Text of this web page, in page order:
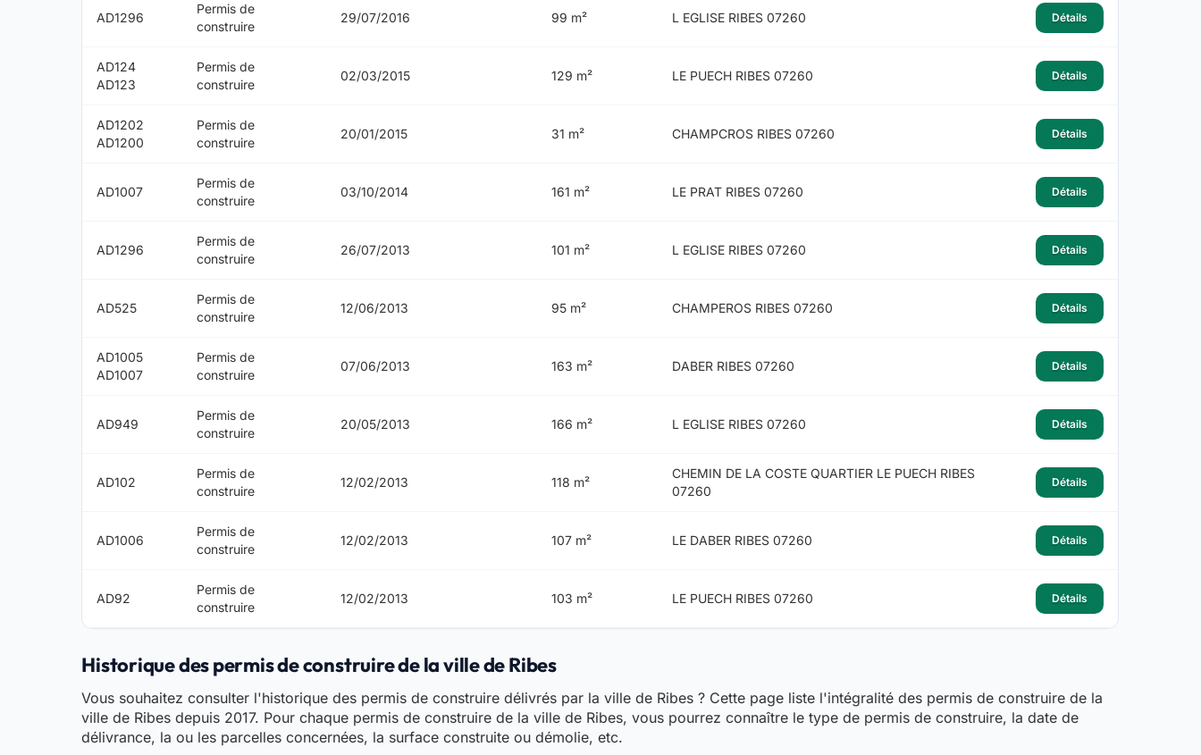
AD1296
Permis de
construire
29/07/2016 99 m² L EGLISE RIBES 07260 Détails
AD124
AD123
Permis de
construire
02/03/2015 129 m² LE PUECH RIBES 07260 Détails
AD1202
AD1200
Permis de
construire
20/01/2015 31 m² CHAMPCROS RIBES 07260 Détails
AD1007
Permis de
construire
03/10/2014 161 m² LE PRAT RIBES 07260 Détails
AD1296
Permis de
construire
26/07/2013 101 m² L EGLISE RIBES 07260 Détails
AD525
Permis de
construire
12/06/2013 95 m² CHAMPEROS RIBES 07260 Détails
AD1005
AD1007
Permis de
construire
07/06/2013 163 m² DABER RIBES 07260 Détails
AD949
Permis de
construire
20/05/2013 166 m² L EGLISE RIBES 07260 Détails
AD102
Permis de
construire
12/02/2013 118 m²
CHEMIN DE LA COSTE QUARTIER LE PUECH RIBES
07260
Détails
AD1006
Permis de
construire
12/02/2013 107 m² LE DABER RIBES 07260 Détails
AD92
Permis de
construire
12/02/2013 103 m² LE PUECH RIBES 07260 Détails
Historique des permis de construire de la ville de Ribes
Vous souhaitez consulter l'historique des permis de construire délivrés par la ville de Ribes ? Cette page liste l'intégralité des permis de construire de la
ville de Ribes depuis 2017. Pour chaque permis de construire de la ville de Ribes, vous pourrez connaître le type de permis de construire, la date de
délivrance, la ou les parcelles concernées, la surface construite ou démolie, etc.